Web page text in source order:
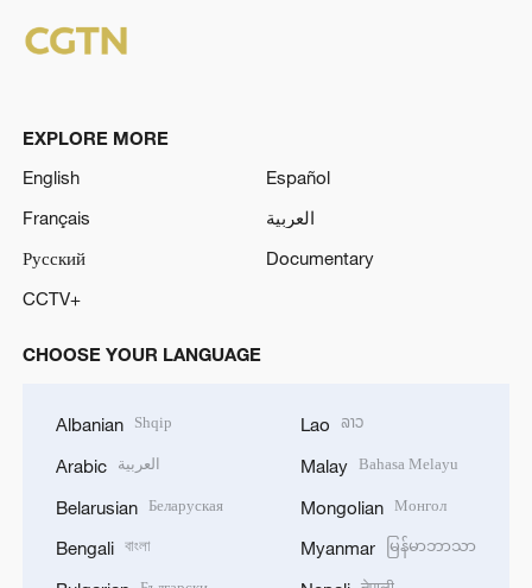
EXPLORE MORE
English
Español
Français
العربية
Русский
Documentary
CCTV+
CHOOSE YOUR LANGUAGE
Albanian Shqip
Arabic العربية
Belarusian Беларуская
Bengali বাংলা
Lao ລາວ
Malay Bahasa Melayu
Mongolian Монгол
Myanmar မြန်မာဘာသာ